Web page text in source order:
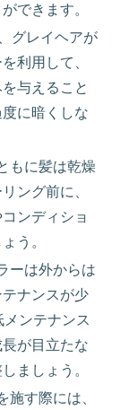
できます。
グレイヘアが
利用して、
与えること
に暗くしな
もに髪は乾燥
ング前に、
ンディショ
う。
ーは外からは
ナンスが少
ンテナンス
が目立たな
ましょう。
施す際には、